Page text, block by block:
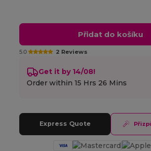
Přidat do košíku
5.0 2 Reviews
Get it by 14/08!
Order within15 Hrs 26 Mins
Express Quote